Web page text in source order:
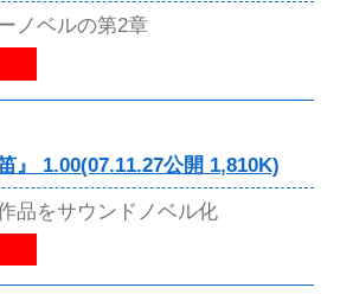
ノベルの第2章
』 1.00(07.11.27公開 1,810K)
品をサウンドノベル化